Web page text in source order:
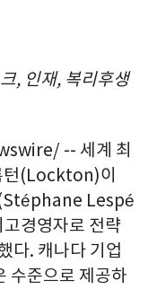
, 인재, 복리후생
-- 세계 최
턴(Lockton)이
(Stéphane Lespé
경영자로 전략
다. 캐나다 기업
수준으로 제공하